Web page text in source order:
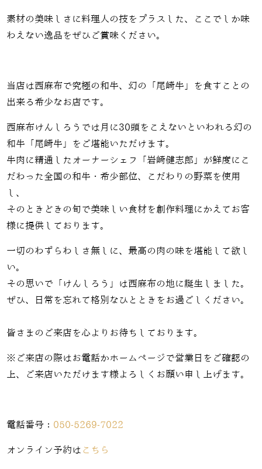
素材の美味しさに料理人の技をプラスした、ここでしか味
わえない逸品をぜひご賞味ください。
当店は西麻布で究極の和牛、幻の「尾崎牛」を食すことの
出来る希少なお店です。
西麻布けんしろうでは月に30頭をこえないといわれる幻の
和牛「尾崎牛」をご堪能いただけます。
牛肉に精通したオーナーシェフ「岩崎健志郎」が鮮度にこ
だわった全国の和牛・希少部位、こだわりの野菜を使用
し、
そのときどきの旬で美味しい食材を創作料理にかえてお客
様に提供しております。
一切のわずらわしさ無しに、最高の肉の味を堪能して欲し
い。
その思いで「けんしろう」は西麻布の地に誕生しました。
ぜひ、日常を忘れて格別なひとときをお過ごしください。
皆さまのご来店を心よりお待ちしております。
※ご来店の際はお電話かホームページで営業日をご確認の
上、ご来店いただけます様よろしくお願い申し上げます。
電話番号： 050-5269-7022
オンライン予約は こちら